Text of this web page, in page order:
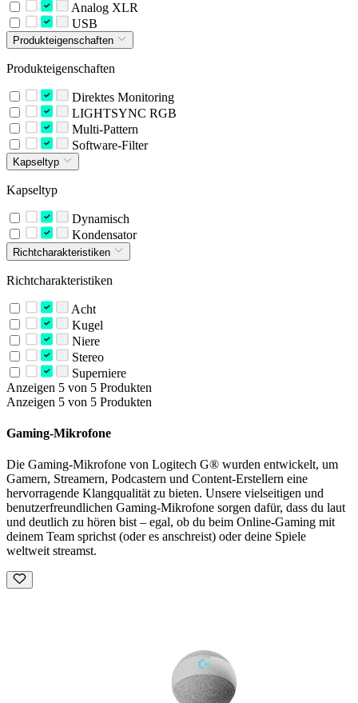
Analog XLR
USB
Produkteigenschaften
Produkteigenschaften
Direktes Monitoring
LIGHTSYNC RGB
Multi-Pattern
Software-Filter
Kapseltyp
Kapseltyp
Dynamisch
Kondensator
Richtcharakteristiken
Richtcharakteristiken
Acht
Kugel
Niere
Stereo
Superniere
Anzeigen 5 von 5 Produkten
Anzeigen 5 von 5 Produkten
Gaming-Mikrofone
Die Gaming-Mikrofone von Logitech G® wurden entwickelt, um
Gamern, Streamern, Podcastern und Content-Erstellern eine
hervorragende Klangqualität zu bieten. Unsere vielseitigen und
benutzerfreundlichen Gaming-Mikrofone sorgen dafür, dass du laut
und deutlich zu hören bist – egal, ob du beim Online-Gaming mit
deinem Team sprichst (oder es anschreist) oder deine Spiele
weltweit streamst.